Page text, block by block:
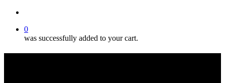
0
was successfully added to your cart.